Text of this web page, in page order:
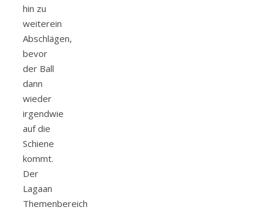
hin zu
weiterein
Abschlägen,
bevor
der Ball
dann
wieder
irgendwie
auf die
Schiene
kommt.
Der
Lagaan
Themenbereich